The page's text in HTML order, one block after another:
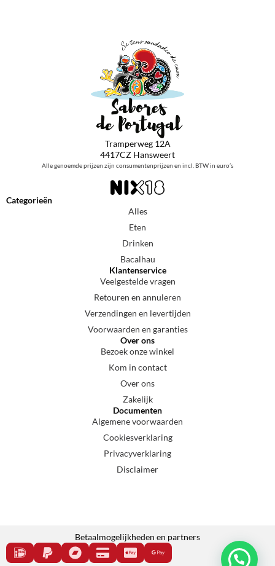
Tramperweg 12A
4417CZ Hansweert
Alle genoemde prijzen zijn consumentenprijzen en incl. BTW in euro’s
Categorieën
Alles
Eten
Drinken
Bacalhau
Klantenservice
Veelgestelde vragen
Retouren en annuleren
Verzendingen en levertijden
Voorwaarden en garanties
Over ons
Bezoek onze winkel
Kom in contact
Over ons
Zakelijk
Documenten
Algemene voorwaarden
Cookiesverklaring
Privacyverklaring
Disclaimer
Betaalmogelijkheden en partners